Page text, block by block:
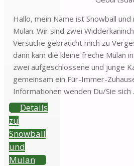
Hallo, mein Name ist Snowball
Mulan. Wir sind zwei
Versuche gebraucht mich zu
dann kam die kleine freche Mulan
zwei aufgeschlossene und junge
gemeinsam ein Für-Immer-
Informationen wenden Du/Sie sich
Details
zu
Snowball
und
Mulan